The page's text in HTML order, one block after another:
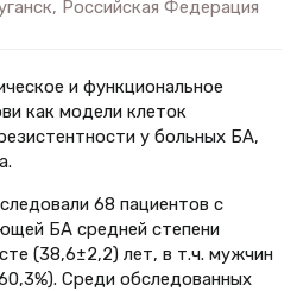
Российская Федерация
и функциональное
как модели клеток
у больных БА,
68 пациентов с
БА средней степени
(38,6±2,2) лет, в т.ч. мужчин
Среди обследованных